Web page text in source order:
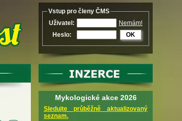
Vstup pro členy ČMS
Uživatel:
Nemám!
Heslo:
OK
Mykologické akce 2026
Sledujte průběžně aktualizovaný
seznam.